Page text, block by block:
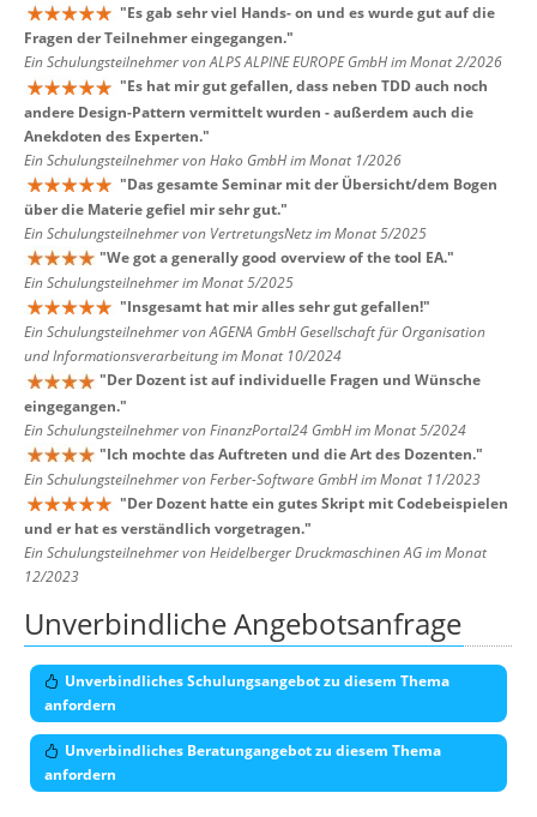
"Es gab sehr viel Hands- on und es wurde gut auf die
Fragen der Teilnehmer eingegangen."
Ein Schulungsteilnehmer von ALPS ALPINE EUROPE GmbH im Monat 2/2026
"Es hat mir gut gefallen, dass neben TDD auch noch
andere Design-Pattern vermittelt wurden - außerdem auch die
Anekdoten des Experten."
Ein Schulungsteilnehmer von Hako GmbH im Monat 1/2026
"Das gesamte Seminar mit der Übersicht/dem Bogen
über die Materie gefiel mir sehr gut."
Ein Schulungsteilnehmer von VertretungsNetz im Monat 5/2025
"We got a generally good overview of the tool EA."
Ein Schulungsteilnehmer im Monat 5/2025
"Insgesamt hat mir alles sehr gut gefallen!"
Ein Schulungsteilnehmer von AGENA GmbH Gesellschaft für Organisation
und Informationsverarbeitung im Monat 10/2024
"Der Dozent ist auf individuelle Fragen und Wünsche
eingegangen."
Ein Schulungsteilnehmer von FinanzPortal24 GmbH im Monat 5/2024
"Ich mochte das Auftreten und die Art des Dozenten."
Ein Schulungsteilnehmer von Ferber-Software GmbH im Monat 11/2023
"Der Dozent hatte ein gutes Skript mit Codebeispielen
und er hat es verständlich vorgetragen."
Ein Schulungsteilnehmer von Heidelberger Druckmaschinen AG im Monat
12/2023
Unverbindliche Angebotsanfrage
Unverbindliches Schulungsangebot zu diesem Thema
anfordern
Unverbindliches Beratungangebot zu diesem Thema
anfordern